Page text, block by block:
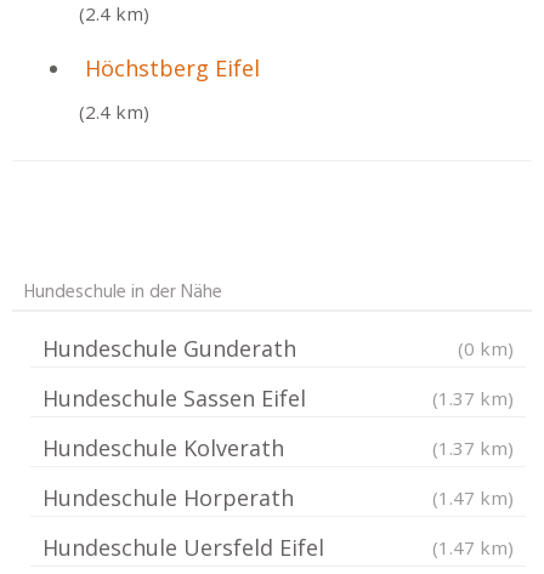
(2.4 km)
Höchstberg Eifel
(2.4 km)
Hundeschule in der Nähe
Hundeschule Gunderath (0 km)
Hundeschule Sassen Eifel (1.37 km)
Hundeschule Kolverath (1.37 km)
Hundeschule Horperath (1.47 km)
Hundeschule Uersfeld Eifel (1.47 km)